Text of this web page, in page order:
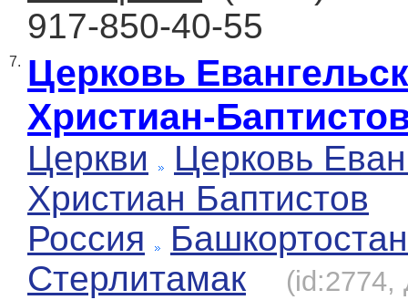
917-850-40-55
7. Церковь
Христиан-
Церкви
Церковь
Христиан Баптистов
Россия
Башкортостан
Стерлитамак
(id:2774,